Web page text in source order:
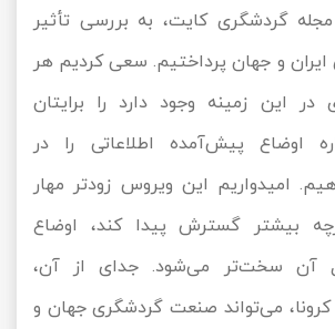
گردشگری کایت، به بررسی تأثیر
ایران و جهان پرداختیم. سعی کردیم هر
در این زمینه وجود دارد را برایتان
اوضاع پیش‌آمده اطلاعاتی را در
امیدواریم این ویروس زودتر مهار
بیشتر گسترش پیدا کند، اوضاع
آن سخت‌تر می‌شود. جدای از آن،
می‌تواند صنعت گردشگری جهان و